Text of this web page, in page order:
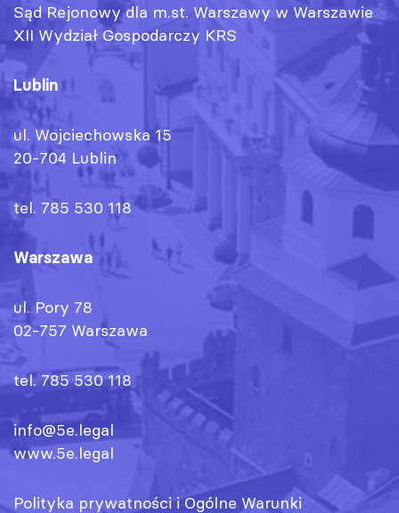
Sąd Rejonowy dla m.st. Warszawy w Warszawie
XII Wydział Gospodarczy KRS
Lublin
ul. Wojciechowska 15
20-704 Lublin
tel. 785 530 118
Warszawa
ul. Pory 78
02-757 Warszawa
tel. 785 530 118
info@5e.legal
www.5e.legal
Polityka prywatnościiOgólne Warunki